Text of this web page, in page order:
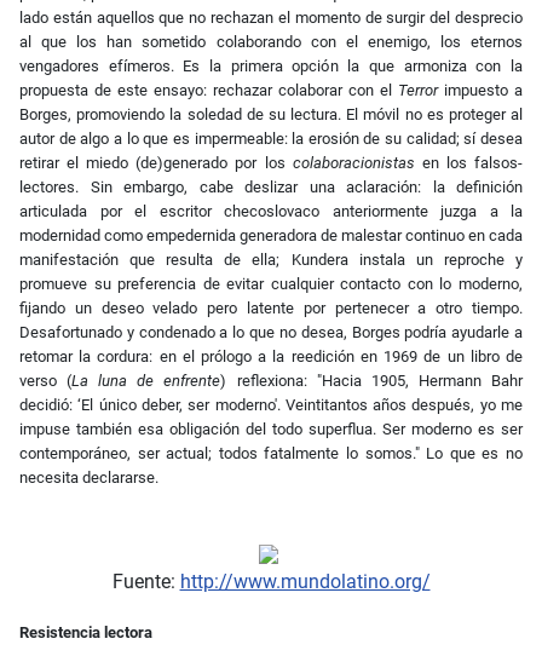
lado están aquellos que no rechazan el momento de surgir del desprecio
al que los han sometido colaborando con el enemigo, los eternos
vengadores efímeros. Es la primera opción la que armoniza con la
propuesta de este ensayo: rechazar colaborar con el Terrorimpuesto a
Borges, promoviendo la soledad de su lectura. El móvil no es proteger al
autor de algo a lo que es impermeable: la erosión de su calidad; sí desea
retirar el miedo (de)generado por los colaboracionistas en los falsos-
lectores. Sin embargo, cabe deslizar una aclaración: la definición
articulada por el escritor checoslovaco anteriormente juzga a la
modernidad como empedernida generadora de malestar continuo en cada
manifestación que resulta de ella; Kundera instala un reproche y
promueve su preferencia de evitar cualquier contacto con lo moderno,
fijando un deseo velado pero latente por pertenecer a otro tiempo.
Desafortunado y condenado a lo que no desea, Borges podría ayudarle a
retomar la cordura: en el prólogo a la reedición en 1969 de un libro de
verso (La luna de enfrente) reflexiona: "Hacia 1905, Hermann Bahr
decidió: ‘El único deber, ser moderno'. Veintitantos años después, yo me
impuse también esa obligación del todo superflua. Ser moderno es ser
contemporáneo, ser actual; todos fatalmente lo somos." Lo que es no
necesita declararse.
Fuente: http://www.mundolatino.org/
Resistencia lectora